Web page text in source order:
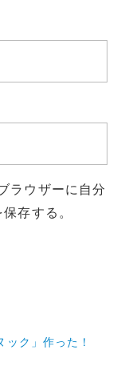
ラウザーに自分
存する。
ク」作った！